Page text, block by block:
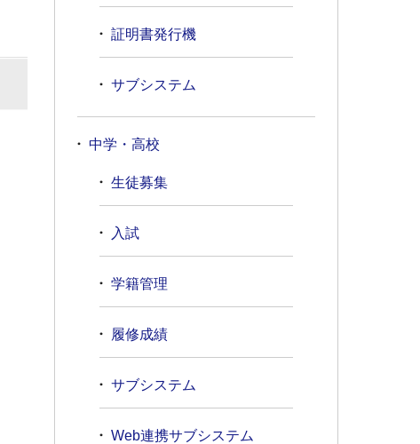
証明書発行機
サブシステム
中学・高校
生徒募集
入試
学籍管理
履修成績
サブシステム
Web連携サブシステム